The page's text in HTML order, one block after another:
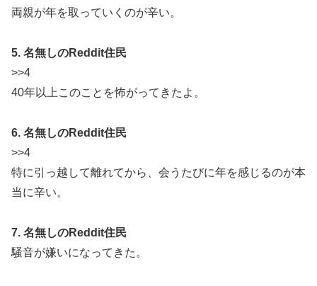
両親が年を取っていくのが辛い。
5. 名無しのReddit住民
>>4
40年以上このことを怖がってきたよ。
6. 名無しのReddit住民
>>4
特に引っ越して離れてから、会うたびに年を感じるのが本
当に辛い。
7. 名無しのReddit住民
騒音が嫌いになってきた。